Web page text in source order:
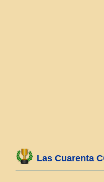
Las Cuarenta